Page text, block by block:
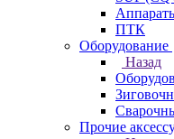
ПТК
Оборудование
Назад
Прочие